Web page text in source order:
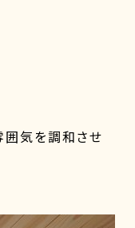
囲気を調和させ